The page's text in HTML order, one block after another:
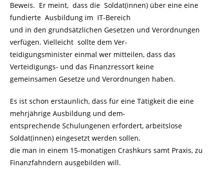
Beweis. Er meint, dass die Soldat(innen) über eine eine
fundierte Ausbildung im IT-Bereich
und in den grundsätzlichen Gesetzen und Verordnungen
verfügen. Vielleicht sollte dem Ver-
teidigungsminister einmal wer mitteilen, dass das
Verteidigungs- und das Finanzressort keine
gemeinsamen Gesetze und Verordnungen haben.
Es ist schon erstaunlich, dass für eine Tätigkeit die eine
mehrjährige Ausbildung und dem-
entsprechende Schulungenen erfordert, arbeitslose
Soldat(innen) eingesetzt werden sollen,
die man in einem 15-monatigen Crashkurs samt Praxis, zu
Finanzfahndern ausgebilden will.